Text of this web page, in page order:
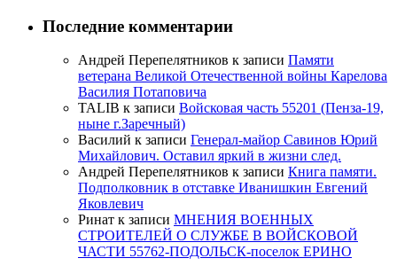
Последние комментарии
Андрей Перепелятников к записи Памяти
ветерана Великой Отечественной войны Карелова
Василия Потаповича
TALIB к записи Войсковая часть 55201 (Пенза-19,
ныне г.Заречный)
Василий к записи Генерал-майор Савинов Юрий
Михайлович. Оставил яркий в жизни след.
Андрей Перепелятников к записи Книга памяти.
Подполковник в отставке Иванишкин Евгений
Яковлевич
Ринат к записи МНЕНИЯ ВОЕННЫХ
СТРОИТЕЛЕЙ О СЛУЖБЕ В ВОЙСКОВОЙ
ЧАСТИ 55762-ПОДОЛЬСК-поселок ЕРИНО